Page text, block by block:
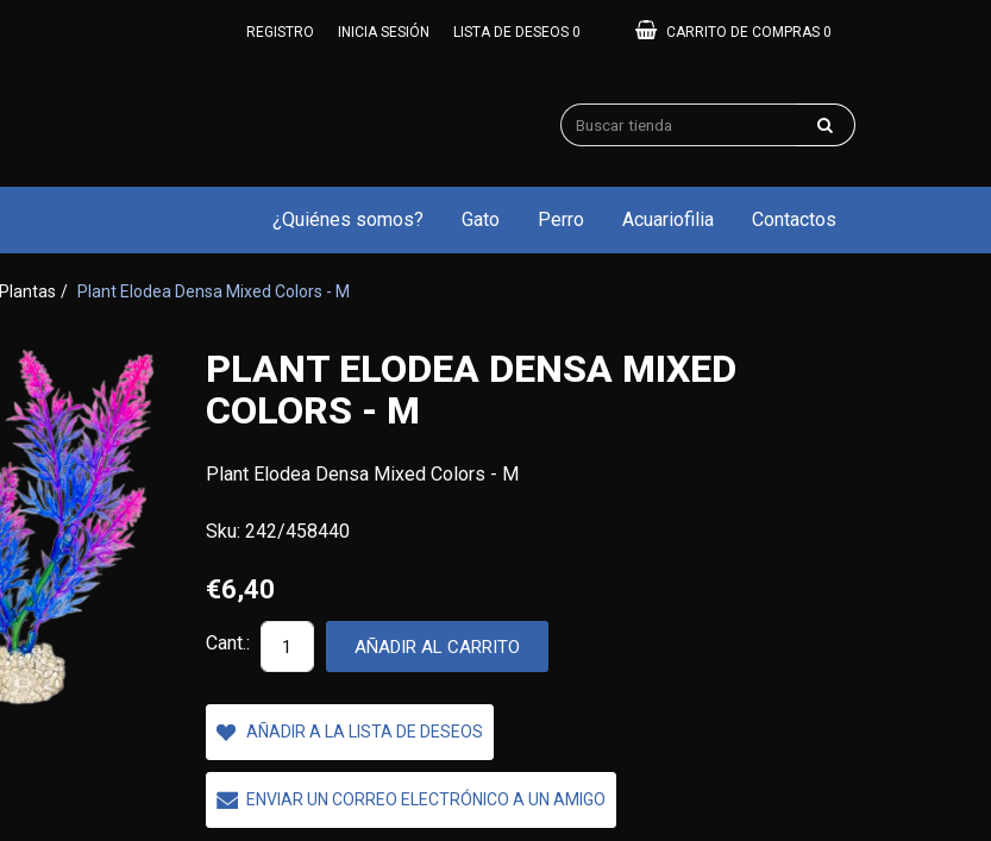
REGISTRO INICIA SESIÓN LISTA DE DESEOS 0 CARRITO DE COMPRAS 0
¿Quiénes somos? Gato Perro Acuariofilia Contactos
Plantas / Plant Elodea Densa Mixed Colors - M
PLANT ELODEA DENSA MIXED
COLORS - M
Plant Elodea Densa Mixed Colors - M
Sku: 242/458440
€6,40
Cant.: AÑADIR AL CARRITO
AÑADIR A LA LISTA DE DESEOS
ENVIAR UN CORREO ELECTRÓNICO A UN AMIGO